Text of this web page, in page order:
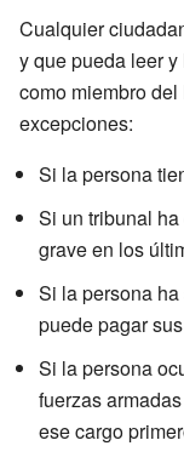
Cualquier
y que pueda leer
como miembro
excepciones:
Si la persona
Si un tribunal
grave en los
Si la persona
puede pagar
Si la persona
fuerzas
ese cargo